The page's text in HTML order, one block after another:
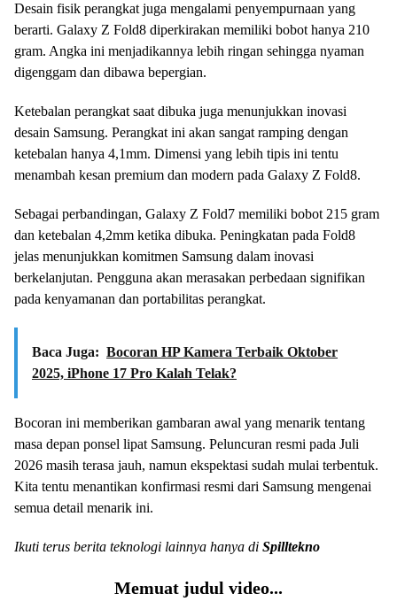
Desain fisik perangkat juga mengalami penyempurnaan yang
berarti. Galaxy Z Fold8 diperkirakan memiliki bobot hanya 210
gram. Angka ini menjadikannya lebih ringan sehingga nyaman
digenggam dan dibawa bepergian.
Ketebalan perangkat saat dibuka juga menunjukkan inovasi
desain Samsung. Perangkat ini akan sangat ramping dengan
ketebalan hanya 4,1mm. Dimensi yang lebih tipis ini tentu
menambah kesan premium dan modern pada Galaxy Z Fold8.
Sebagai perbandingan, Galaxy Z Fold7 memiliki bobot 215 gram
dan ketebalan 4,2mm ketika dibuka. Peningkatan pada Fold8
jelas menunjukkan komitmen Samsung dalam inovasi
berkelanjutan. Pengguna akan merasakan perbedaan signifikan
pada kenyamanan dan portabilitas perangkat.
Baca Juga: Bocoran HP Kamera Terbaik Oktober
2025, iPhone 17 Pro Kalah Telak?
Bocoran ini memberikan gambaran awal yang menarik tentang
masa depan ponsel lipat Samsung. Peluncuran resmi pada Juli
2026 masih terasa jauh, namun ekspektasi sudah mulai terbentuk.
Kita tentu menantikan konfirmasi resmi dari Samsung mengenai
semua detail menarik ini.
Ikuti terus berita teknologi lainnya hanya di Spilltekno
Memuat judul video...